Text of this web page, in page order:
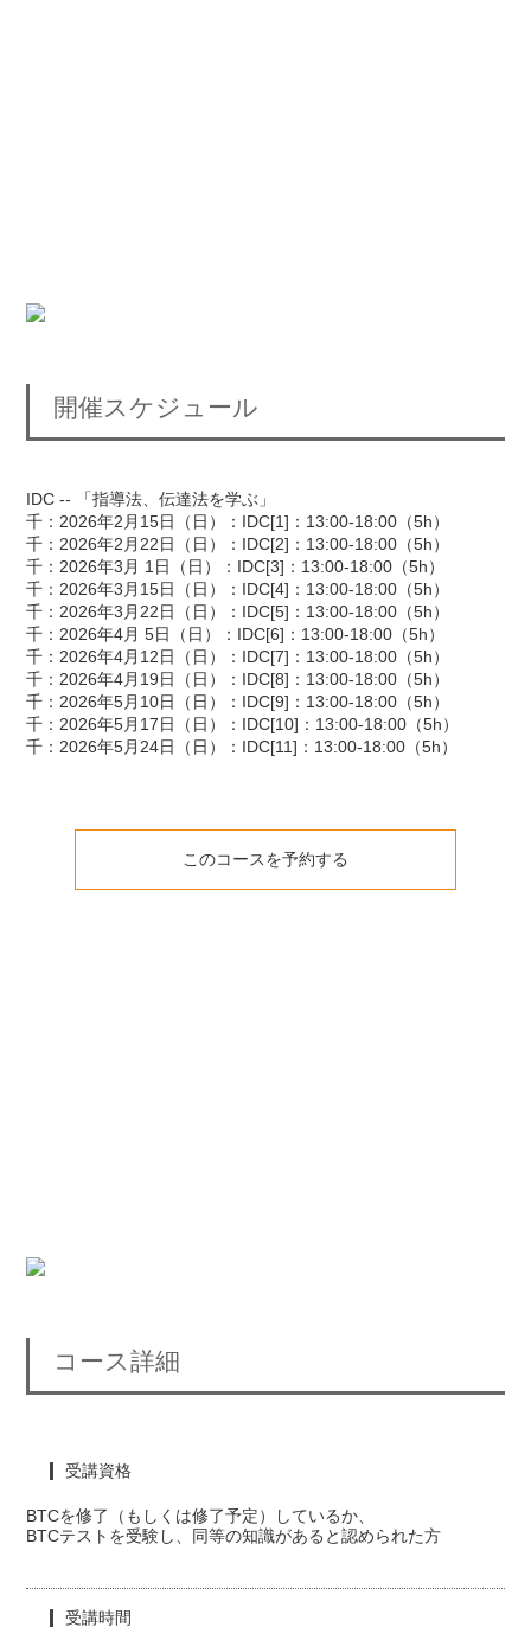
開催スケジュール
IDC -- 「指導法、伝達法を学ぶ」
千：2026年2月15日（日）：IDC[1]：13:00-18:00（5h）
千：2026年2月22日（日）：IDC[2]：13:00-18:00（5h）
千：2026年3月 1日（日）：IDC[3]：13:00-18:00（5h）
千：2026年3月15日（日）：IDC[4]：13:00-18:00（5h）
千：2026年3月22日（日）：IDC[5]：13:00-18:00（5h）
千：2026年4月 5日（日）：IDC[6]：13:00-18:00（5h）
千：2026年4月12日（日）：IDC[7]：13:00-18:00（5h）
千：2026年4月19日（日）：IDC[8]：13:00-18:00（5h）
千：2026年5月10日（日）：IDC[9]：13:00-18:00（5h）
千：2026年5月17日（日）：IDC[10]：13:00-18:00（5h）
千：2026年5月24日（日）：IDC[11]：13:00-18:00（5h）
このコースを予約する
コース詳細
受講資格
BTCを修了（もしくは修了予定）しているか、
BTCテストを受験し、同等の知識があると認められた方
受講時間